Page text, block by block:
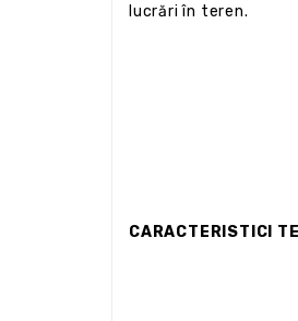
lucrări în teren.
CARACTERISTICI